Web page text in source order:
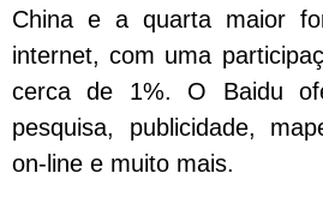
China e a quarta maior
internet, com uma
cerca de 1%. O Baidu
pesquisa, publicidade,
on-line e muito mais.